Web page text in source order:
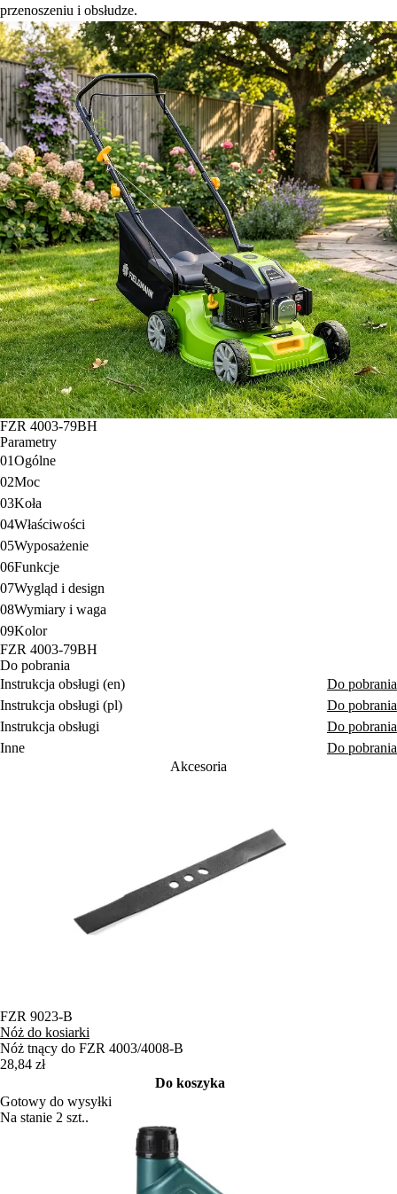
przenoszeniu i obsłudze.
FZR 4003-79BH
Parametry
01Ogólne
02Moc
03Koła
04Właściwości
05Wyposażenie
06Funkcje
07Wygląd i design
08Wymiary i waga
09Kolor
FZR 4003-79BH
Do pobrania
Instrukcja obsługi (en)
Do pobrania
Instrukcja obsługi (pl)
Do pobrania
Instrukcja obsługi
Do pobrania
Inne
Do pobrania
Akcesoria
FZR 9023-B
Nóż do kosiarki
Nóż tnący do FZR 4003/4008-B
28,84 zł
Do koszyka
Gotowy do wysyłki
Na stanie 2 szt..